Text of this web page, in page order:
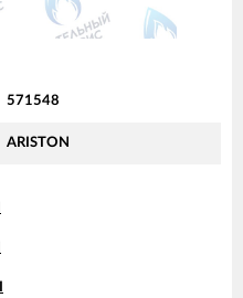
571548
ARISTON